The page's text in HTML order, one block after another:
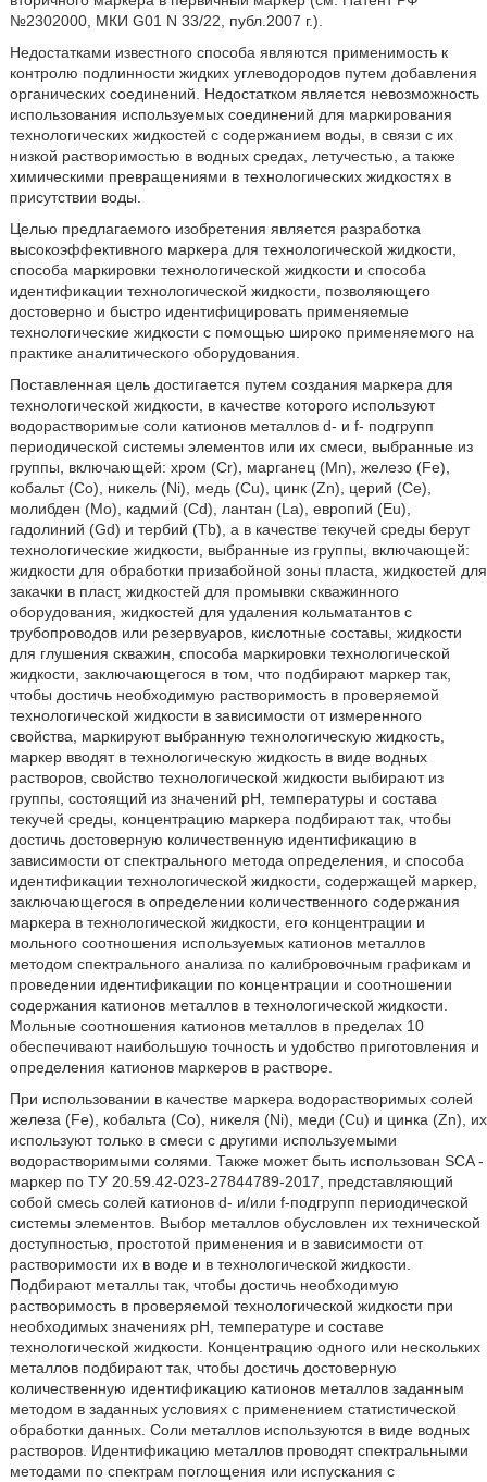
№2302000, МКИ G01 N 33/22, публ.2007 г.).
Недостатками известного способа являются применимость к
контролю подлинности жидких углеводородов путем добавления
органических соединений. Недостатком является невозможность
использования используемых соединений для маркирования
технологических жидкостей с содержанием воды, в связи с их
низкой растворимостью в водных средах, летучестью, а также
химическими превращениями в технологических жидкостях в
присутствии воды.
Целью предлагаемого изобретения является разработка
высокоэффективного маркера для технологической жидкости,
способа маркировки технологической жидкости и способа
идентификации технологической жидкости, позволяющего
достоверно и быстро идентифицировать применяемые
технологические жидкости с помощью широко применяемого на
практике аналитического оборудования.
Поставленная цель достигается путем создания маркера для
технологической жидкости, в качестве которого используют
водорастворимые соли катионов металлов d- и f- подгрупп
периодической системы элементов или их смеси, выбранные из
группы, включающей: хром (Сr), марганец (Мn), железо (Fe),
кобальт (Со), никель (Ni), медь (Сu), цинк (Zn), церий (Се),
молибден (Мо), кадмий (Cd), лантан (La), европий (Еu),
гадолиний (Gd) и тербий (Тb), а в качестве текучей среды берут
технологические жидкости, выбранные из группы, включающей:
жидкости для обработки призабойной зоны пласта, жидкостей для
закачки в пласт, жидкостей для промывки скважинного
оборудования, жидкостей для удаления кольматантов с
трубопроводов или резервуаров, кислотные составы, жидкости
для глушения скважин, способа маркировки технологической
жидкости, заключающегося в том, что подбирают маркер так,
чтобы достичь необходимую растворимость в проверяемой
технологической жидкости в зависимости от измеренного
свойства, маркируют выбранную технологическую жидкость,
маркер вводят в технологическую жидкость в виде водных
растворов, свойство технологической жидкости выбирают из
группы, состоящий из значений рН, температуры и состава
текучей среды, концентрацию маркера подбирают так, чтобы
достичь достоверную количественную идентификацию в
зависимости от спектрального метода определения, и способа
идентификации технологической жидкости, содержащей маркер,
заключающегося в определении количественного содержания
маркера в технологической жидкости, его концентрации и
мольного соотношения используемых катионов металлов
методом спектрального анализа по калибровочным графикам и
проведении идентификации по концентрации и соотношении
содержания катионов металлов в технологической жидкости.
Мольные соотношения катионов металлов в пределах 10
обеспечивают наибольшую точность и удобство приготовления и
определения катионов маркеров в растворе.
При использовании в качестве маркера водорастворимых солей
железа (Fe), кобальта (Со), никеля (Ni), меди (Сu) и цинка (Zn), их
используют только в смеси с другими используемыми
водорастворимыми солями. Также может быть использован SCA -
маркер по ТУ 20.59.42-023-27844789-2017, представляющий
собой смесь солей катионов d- и/или f-подгрупп периодической
системы элементов. Выбор металлов обусловлен их технической
доступностью, простотой применения и в зависимости от
растворимости их в воде и в технологической жидкости.
Подбирают металлы так, чтобы достичь необходимую
растворимость в проверяемой технологической жидкости при
необходимых значениях рН, температуре и составе
технологической жидкости. Концентрацию одного или нескольких
металлов подбирают так, чтобы достичь достоверную
количественную идентификацию катионов металлов заданным
методом в заданных условиях с применением статистической
обработки данных. Соли металлов используются в виде водных
растворов. Идентификацию металлов проводят спектральными
методами по спектрам поглощения или испускания с